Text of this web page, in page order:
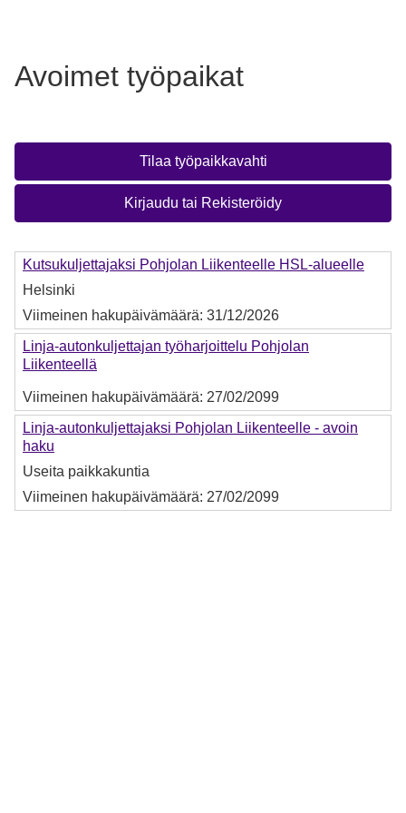
Avoimet työpaikat
Tilaa työpaikkavahti
Kirjaudu tai Rekisteröidy
Kutsukuljettajaksi Pohjolan Liikenteelle HSL-alueelle
Helsinki
Viimeinen hakupäivämäärä: 31/12/2026
Linja-autonkuljettajan työharjoittelu Pohjolan
Liikenteellä
Viimeinen hakupäivämäärä: 27/02/2099
Linja-autonkuljettajaksi Pohjolan Liikenteelle - avoin
haku
Useita paikkakuntia
Viimeinen hakupäivämäärä: 27/02/2099